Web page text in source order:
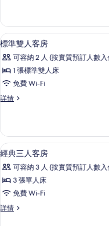
片
(ROOM
ONLY)
的
相
片
房
(ROOM
ONLY)
情
載
入
所
有
準
人
客
房
的
相
片
12
標準雙人客房
可容納 2 人 (按實質預訂人數入
1 張標準雙人床
免費 Wi-Fi
詳情
標
客
房
詳
載
入
所
有
典
8
經典三人客房
可容納 3 人 (按實質預訂人數入
3 張單人床
免費 Wi-Fi
詳情
經